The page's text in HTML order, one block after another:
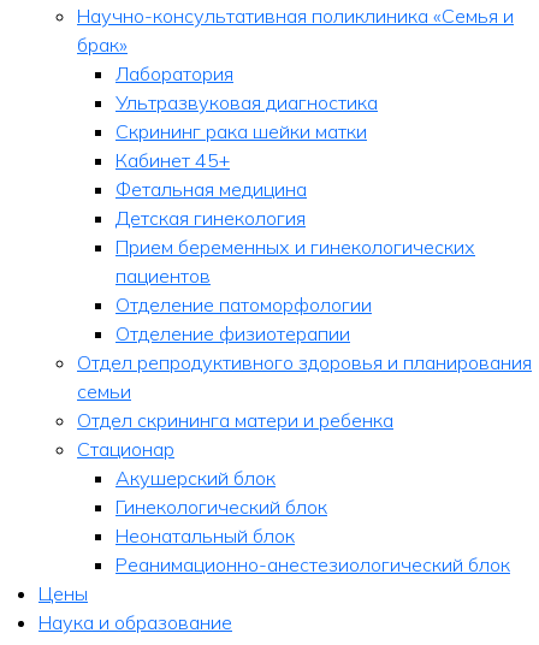
Научно-консультативная поликлиника «Семья и
брак»
Лаборатория
Ультразвуковая диагностика
Скрининг рака шейки матки
Кабинет 45+
Фетальная медицина
Детская гинекология
Прием беременных и гинекологических
пациентов
Отделение патоморфологии
Отделение физиотерапии
Отдел репродуктивного здоровья и планирования
семьи
Отдел скрининга матери и ребенка
Стационар
Акушерский блок
Гинекологический блок
Неонатальный блок
Реанимационно-анестезиологический блок
Цены
Наука и образование